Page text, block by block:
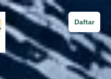
Daftar